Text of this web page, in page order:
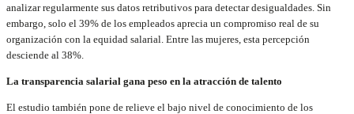
analizar regularmente sus datos retributivos para detectar desigualdades. Sin
embargo, solo el 39% de los empleados aprecia un compromiso real de su
organización con la equidad salarial. Entre las mujeres, esta percepción
desciende al 38%.
La transparencia salarial gana peso en la atracción de talento
El estudio también pone de relieve el bajo nivel de conocimiento de los